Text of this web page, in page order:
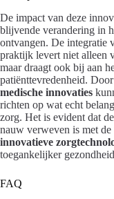
De impact van deze
blijvende verandering in
ontvangen. De integratie
praktijk levert niet alleen
maar draagt ook bij aan
patiënttevredenheid.
medische innovaties
richten op wat echt
zorg. Het is evident dat
nauw verweven is met
innovatieve
toegankelijker
FAQ